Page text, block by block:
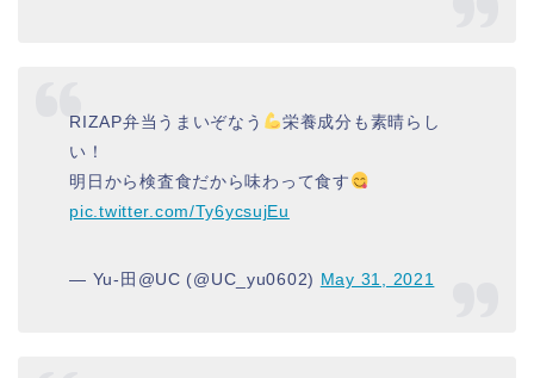
RIZAP弁当うまいぞなう
栄養成分も素晴らし
い！
明日から検査食だから味わって食す
pic.twitter.com/Ty6ycsujEu
— Yu-田@UC (@UC_yu0602) May 31, 2021